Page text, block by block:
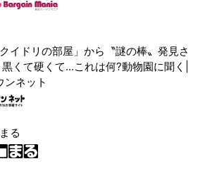
クイドリの部屋」から〝謎の棒〟発見さ
くて硬くて...これは何?動物園に聞く|
ンネット
る